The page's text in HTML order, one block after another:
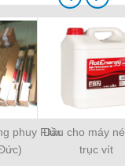
phuy FluxDầu cho máy
trục vít